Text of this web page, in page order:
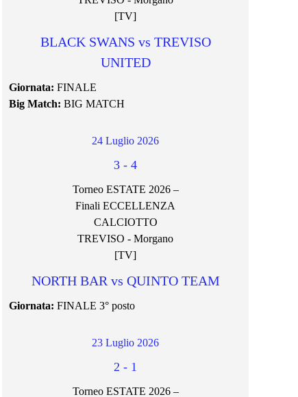
[TV]
BLACK SWANS vs TREVISO
UNITED
Giornata: FINALE
Big Match: BIG MATCH
24 Luglio 2026
3 - 4
Torneo ESTATE 2026 –
Finali ECCELLENZA
CALCIOTTO
TREVISO - Morgano
[TV]
NORTH BAR vs QUINTO TEAM
Giornata: FINALE 3° posto
23 Luglio 2026
2 - 1
Torneo ESTATE 2026 –